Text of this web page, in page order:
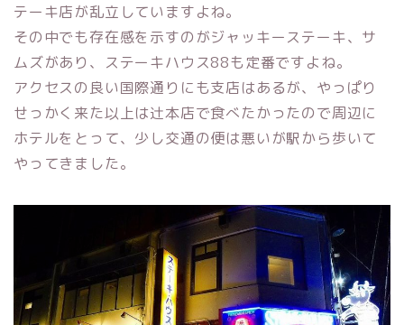
テーキ店が乱立していますよね。
その中でも存在感を示すのがジャッキーステーキ、サ
ムズがあり、ステーキハウス88も定番ですよね。
アクセスの良い国際通りにも支店はあるが、やっぱり
せっかく来た以上は辻本店で食べたかったので周辺に
ホテルをとって、少し交通の便は悪いが駅から歩いて
やってきました。